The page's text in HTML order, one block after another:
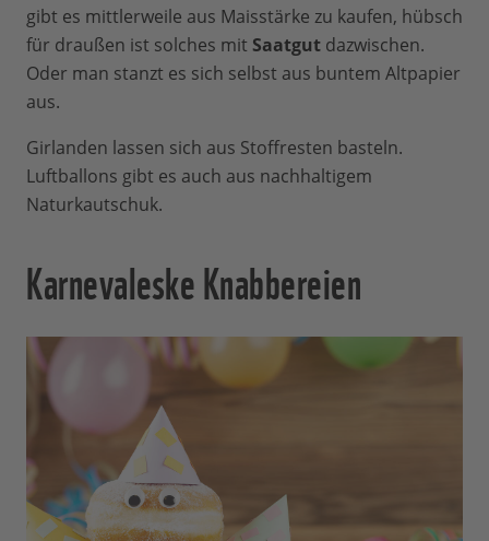
gibt es mittlerweile aus Maisstärke zu kaufen, hübsch
für draußen ist solches mit Saatgut dazwischen.
Oder man stanzt es sich selbst aus buntem Altpapier
aus.
Girlanden lassen sich aus Stoffresten basteln.
Luftballons gibt es auch aus nachhaltigem
Naturkautschuk.
Karnevaleske Knabbereien